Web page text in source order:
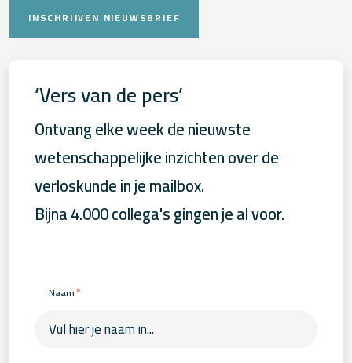
INSCHRIJVEN NIEUWSBRIEF
‘Vers van de pers’
Ontvang elke week de nieuwste
wetenschappelijke inzichten over de
verloskunde in je mailbox.
Bijna 4.000 collega's gingen je al voor.
Naam*